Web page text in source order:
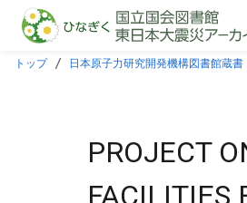
本文に飛ぶ
トップ 日本原子力研究開発機構図書館蔵書
PROJECT
FACILITIES